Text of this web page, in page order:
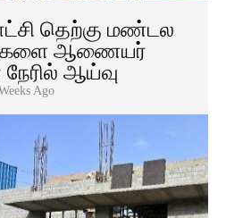
தெற்கு மண்டல
ஆணையர்
நேரில் ஆய்வு
Ago